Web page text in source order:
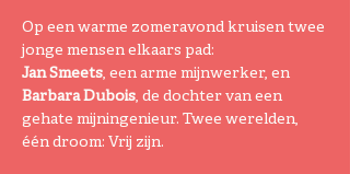
Op een warme zomeravond kruisen twee
jonge mensen elkaars pad:
Jan Smeets, een arme mijnwerker, en
Barbara Dubois, de dochter van een
gehate mijningenieur. Twee werelden,
één droom: Vrij zijn.